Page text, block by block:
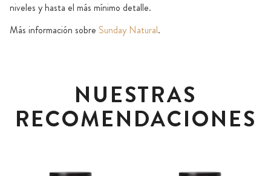
niveles y hasta el más mínimo detalle.
Más información sobre Sunday Natural.
NUESTRAS
RECOMENDACIONES